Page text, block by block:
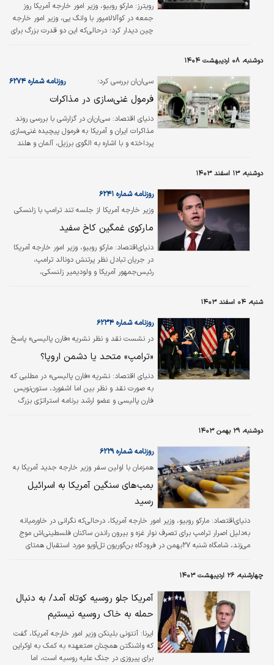
رویترز: مارکو روبیو، وزیر امور خارجه آمریکا روز
جمعه در کوآلالامپور با وانگ یی، وزیر امور خارجه
چین دیدار کرد؛ درحالی‌که این دو قدرت بزرگ برای
دوشنبه، ۰۸ اردیبهشت ۱۴۰۴
سی‌ان‌ان بررسی کرد؛ روزنامه شماره ۶۲۷۴
فرمول غنی‌سازی در مذاکرات
دنیای اقتصاد: سی‌ان‌ان در گزارشی با بررسی روند
مذاکرات ایران و آمریکا به فرمول پیچیده غنی‏‏‌سازی
پرداخته و با اشاره به الگوی برزیل، آلمان و هلند
دوشنبه، ۱۳ اسفند ۱۴۰۳
وزیر خارجه آمریکا از جلسه تند ترامپ با زلنسکی
به‏‏‌شدت ناراحت بود
روزنامه شماره ۶۲۴۱
مارکوی غمگین کاخ سفید
دنیای‌اقتصاد: مارکو روبیو، وزیر امور خارجه آمریکا
در جریان تبادل نظر پرتنش دونالد ترامپ،
رئیس‌‌‌جمهور آمریکا و ولودیمیر زلنسکی،
عمل کند.
شنبه، ۰۴ اسفند ۱۴۰۳
در نشست نقد و نظر نشریه «فارن پالیسی» پاسخ
داده شد
روزنامه شماره ۶۲۳۴
«ترامپ» متحد یا دشمن اروپا؟
دنیای اقتصاد: نشریه «فارن پالیسی» در مطلبی که
به صورت نقد و نظر بین اما اشفورد، ستون‌نویس
فارن پالیسی و عضو ارشد برنامه استراتژی بزرگ
بین آمریکا و اروپا بر سر مساله اوکراین و نشست
صلحی که آمریکا بدون حضور اوکراین و اروپا در
ریاض برگزار کرد، پرداخت.
دوشنبه، ۲۹ بهمن ۱۴۰۳
همزمان با اولین سفر وزیر خارجه جدید آمریکا به
روزنامه شماره ۶۲۲۹
بمب‏‏‌های سنگین آمریکا به اسرائیل
رسید
دنیای‌اقتصاد: مارکو روبیو، وزیر امور خارجه آمریکا، درحالی‌که نگرانی در خاورمیانه
به‌دلیل اصرار ترامپ برای تصرف نوار غزه و بیرون راندن ساکنان فلسطینی‌اش موج
می‌زند، شامگاه شنبه ۲۷بهمن در فرودگاه بن‌‌‌گوریون تل‌‌‌آویو مورد استقبال همتای
منطقه است و در زمانی انجام می‌شود که اسرائیل و حماس در حال مذاکره برای
تبدیل آتش‌بس شکننده در غزه به پایان دائمی جنگ هستند.
چهارشنبه، ۲۶ اردیبهشت ۱۴۰۳
آمریکا جلو روسیه کوتاه آمد/ به دنبال
حمله به خاک روسیه نیستیم
ایرنا: آنتونی بلینکن وزیر امور خارجه آمریکا، گفت
که واشنگتن همچنان «متعهد» به کمک به اوکراین
برای پیروزی در جنگ علیه روسیه است، اما